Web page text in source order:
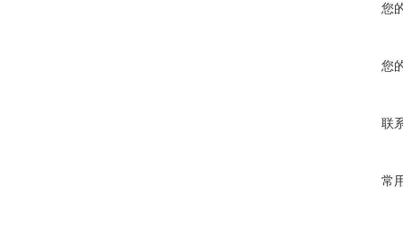
您
您
联
常